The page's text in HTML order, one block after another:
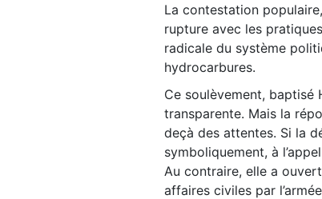
La contestation
rupture avec les
radicale du système
hydrocarbures.
Ce soulèvement, baptisé
transparente. Mais la
deçà des attentes. Si la
symboliquement, à
Au contraire, elle a
affaires civiles par